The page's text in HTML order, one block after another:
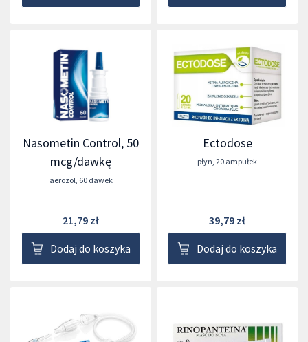
Nasometin Control, 50
mcg/dawkę
aerozol 60 dawek
21,79 zł
Dodaj do koszyka
Ectodose
płyn 20 ampułek
39,79 zł
Dodaj do koszyka